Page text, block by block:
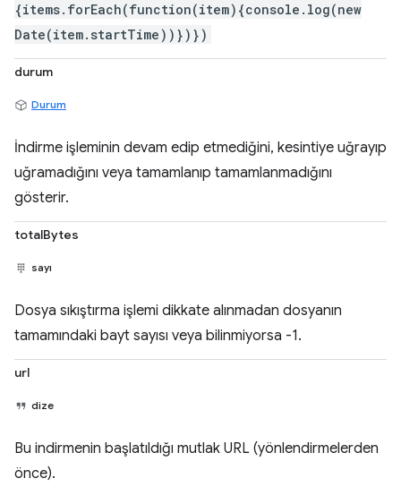
{items.forEach(function(item){console.log(new
Date(item.startTime))})})
durum
Durum
İndirme işleminin devam edip etmediğini, kesintiye uğrayıp
uğramadığını veya tamamlanıp tamamlanmadığını
gösterir.
totalBytes
sayı
Dosya sıkıştırma işlemi dikkate alınmadan dosyanın
tamamındaki bayt sayısı veya bilinmiyorsa -1.
url
dize
Bu indirmenin başlatıldığı mutlak URL (yönlendirmelerden
önce).